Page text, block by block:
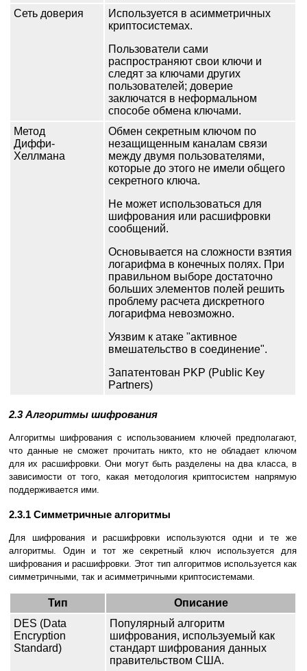
Сеть доверия
Используется в асимметричных
криптосистемах.
Пользователи сами
распространяют свои ключи и
следят за ключами других
пользователей; доверие
заключатся в неформальном
способе обмена ключами.
Метод
Диффи-
Хеллмана
Обмен секретным ключом по
незащищенным каналам связи
между двумя пользователями,
которые до этого не имели общего
секретного ключа.
Не может использоваться для
шифрования или расшифровки
сообщений.
Основывается на сложности взятия
логарифма в конечных полях. При
правильном выборе достаточно
больших элементов полей решить
проблему расчета дискретного
логарифма невозможно.
Уязвим к атаке "активное
вмешательство в соединение".
Запатентован PKP (Public Key
Partners)
2.3 Алгоритмы шифрования
Алгоритмы шифрования с использованием ключей предполагают,
что данные не сможет прочитать никто, кто не обладает ключом
для их расшифровки. Они могут быть разделены на два класса, в
зависимости от того, какая методология криптосистем напрямую
поддерживается ими.
2.3.1 Симметричные алгоритмы
Для шифрования и расшифровки используются одни и те же
алгоритмы. Один и тот же секретный ключ используется для
шифрования и расшифровки. Этот тип алгоритмов используется как
симметричными, так и асимметричными криптосистемами.
Тип
Описание
DES (Data
Encryption
Standard)
Популярный алгоритм
шифрования, используемый как
стандарт шифрования данных
правительством США.